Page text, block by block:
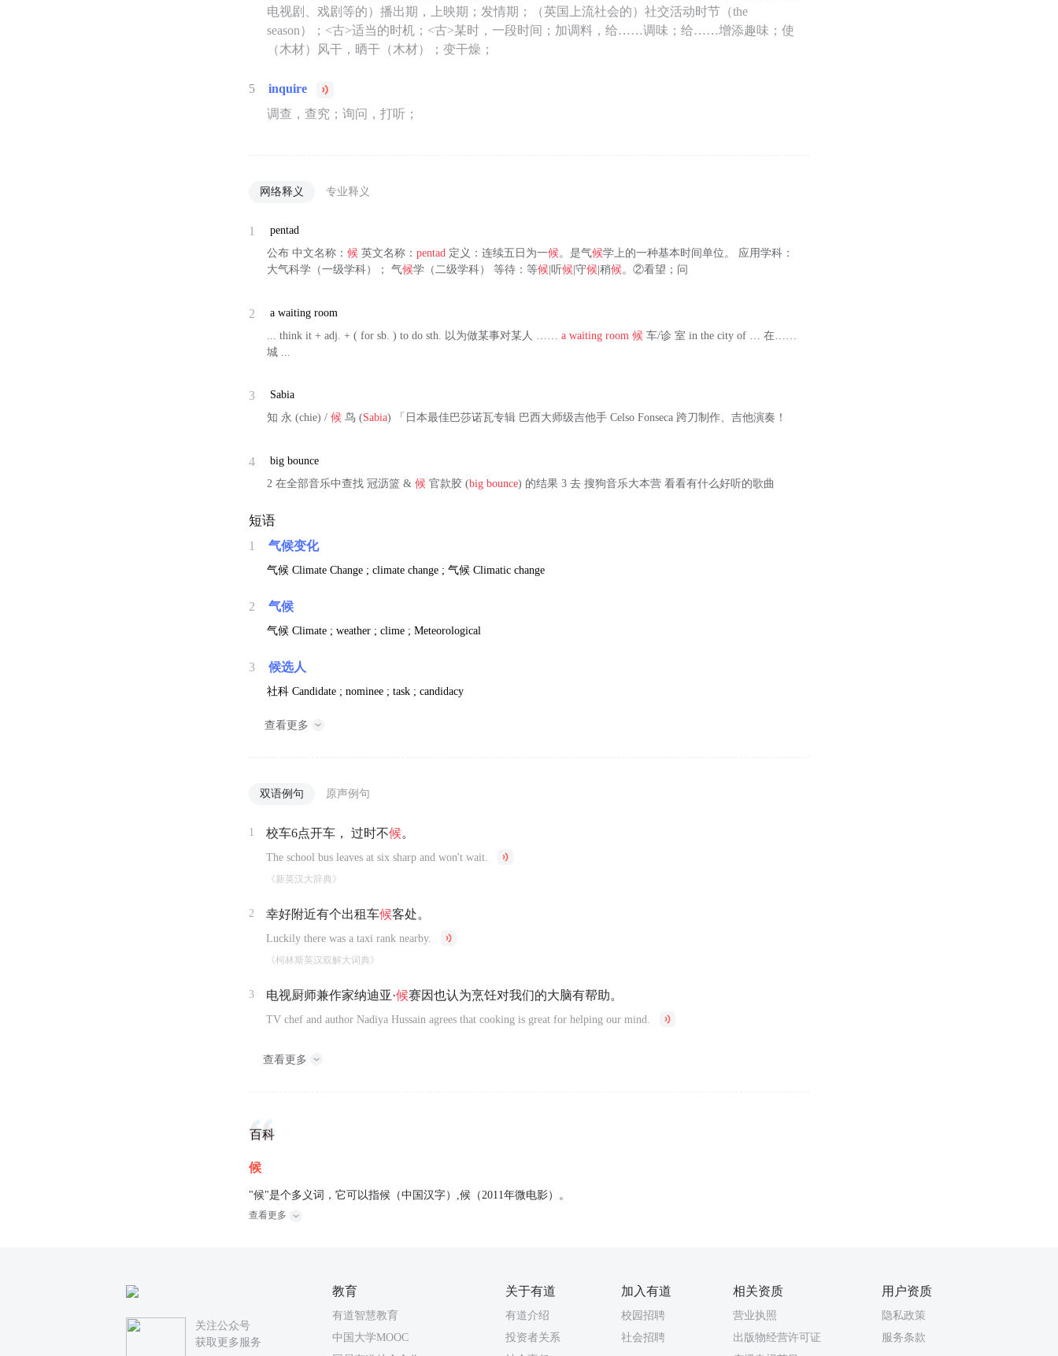
电视剧、戏剧等的）播出期，上映期；发情期；（英国上流社会的）社交活动时节（the
season）；<古>适当的时机；<古>某时，一段时间；加调料，给……调味；给……增添趣味；使
（木材）风干，晒干（木材）；变干燥；
5
inquire
调查，查究；询问，打听；
网络释义 专业释义
1
pentad
公布 中文名称：候 英文名称：pentad 定义：连续五日为一候。是气候学上的一种基本时间单位。 应用学科：
大气科学（一级学科）； 气候学（二级学科） 等待：等候 |听候 |守候 |稍候。②看望；问
2
a waiting room
... think it + adj. + ( for sb. ) to do sth. 以为做某事对某人 ……a waiting room 候 车/诊 室 in the city of … 在……
城 ...
3
Sabia
知 永 (chie) /候 鸟 (Sabia) 「日本最佳巴莎诺瓦专辑 巴西大师级吉他手 Celso Fonseca 跨刀制作、吉他演奏！
4
big bounce
2 在全部音乐中查找 冠沥篮 &候 官款胶 (big bounce) 的结果 3 去 搜狗音乐大本营 看看有什么好听的歌曲
短语
1 气候变化
气候Climate Change ; climate change ;气候Climatic change
2 气候
气候Climate ; weather ; clime ; Meteorological
3 候选人
社科Candidate ; nominee ; task ; candidacy
查看更多
双语例句 原声例句
1 校车6点开车， 过时不候。
The school bus leaves at six sharp and won't wait.
《新英汉大辞典》
2 幸好附近有个出租车候客处。
Luckily there was a taxi rank nearby.
《柯林斯英汉双解大词典》
3 电视厨师兼作家纳迪亚·候赛因也认为烹饪对我们的大脑有帮助。
TV chef and author Nadiya Hussain agrees that cooking is great for helping our mind.
查看更多
百科
候
"候"是个多义词，它可以指候（中国汉字）,候（2011年微电影）。
查看更多
关注公众号
获取更多服务
教育
有道智慧教育
中国大学MOOC
关于有道
有道介绍
投资者关系
加入有道
校园招聘
社会招聘
相关资质
营业执照
出版物经营许可证
用户资质
隐私政策
服务条款